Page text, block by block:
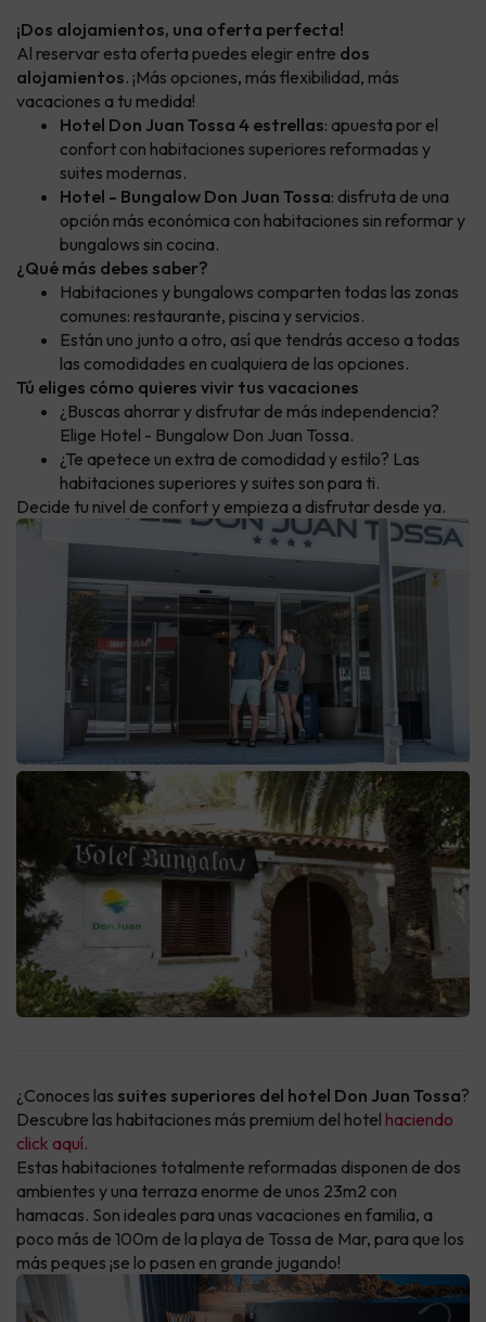
¡Dos alojamientos, una oferta perfecta!
Al reservar esta oferta puedes elegir entre dos
alojamientos. ¡Más opciones, más flexibilidad, más
vacaciones a tu medida!
Hotel Don Juan Tossa 4 estrellas: apuesta por el
confort con habitaciones superiores reformadas y
suites modernas.
Hotel - Bungalow Don Juan Tossa: disfruta de una
opción más económica con habitaciones sin reformar y
bungalows sin cocina.
¿Qué más debes saber?
Habitaciones y bungalows comparten todas las zonas
comunes: restaurante, piscina y servicios.
Están uno junto a otro, así que tendrás acceso a todas
las comodidades en cualquiera de las opciones.
Tú eliges cómo quieres vivir tus vacaciones
¿Buscas ahorrar y disfrutar de más independencia?
Elige Hotel - Bungalow Don Juan Tossa.
¿Te apetece un extra de comodidad y estilo? Las
habitaciones superiores y suites son para ti.
Decide tu nivel de confort y empieza a disfrutar desde ya.
¿Conoces las suites superiores del hotel Don Juan Tossa?
Descubre las habitaciones más premium del hotel haciendo
click aquí.
Estas habitaciones totalmente reformadas disponen de dos
ambientes y una terraza enorme de unos 23m2 con
hamacas. Son ideales para unas vacaciones en familia, a
poco más de 100m de la playa de Tossa de Mar, para que los
más peques ¡se lo pasen en grande jugando!